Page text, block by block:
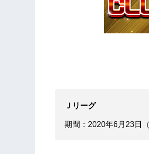
Ｊリーグ
期間：2020年6月23日